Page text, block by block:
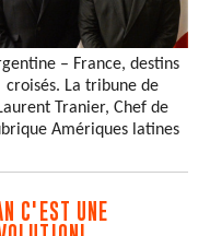
– France, destins
croisés. La tribune de
Tranier, Chef de
Amériques latines
C'EST UNE